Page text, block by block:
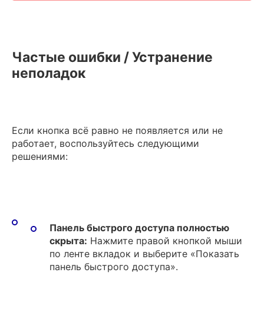
Частые ошибки / Устранение
неполадок
Если кнопка всё равно не появляется или не
работает, воспользуйтесь следующими
решениями:
Панель быстрого доступа полностью
скрыта: Нажмите правой кнопкой мыши
по ленте вкладок и выберите «Показать
панель быстрого доступа».